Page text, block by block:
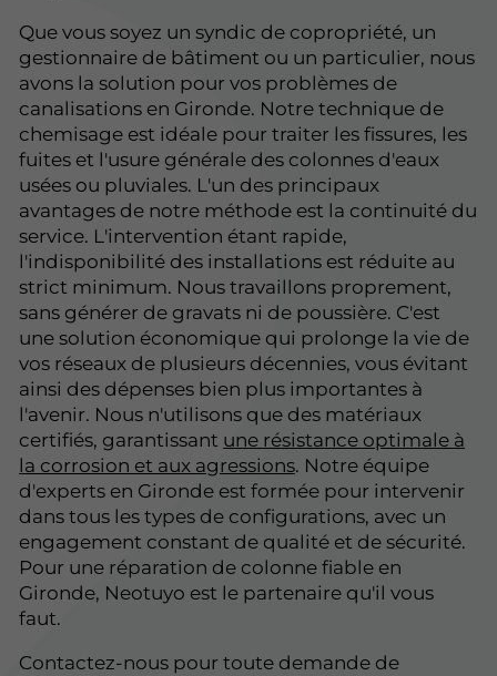
Que vous soyez un syndic de copropriété, un
gestionnaire de bâtiment ou un particulier, nous
avons la solution pour vos problèmes de
canalisations en Gironde. Notre technique de
chemisage est idéale pour traiter les fissures, les
fuites et l'usure générale des colonnes d'eaux
usées ou pluviales. L'un des principaux
avantages de notre méthode est la continuité du
service. L'intervention étant rapide,
l'indisponibilité des installations est réduite au
strict minimum. Nous travaillons proprement,
sans générer de gravats ni de poussière. C'est
une solution économique qui prolonge la vie de
vos réseaux de plusieurs décennies, vous évitant
ainsi des dépenses bien plus importantes à
l'avenir. Nous n'utilisons que des matériaux
certifiés, garantissant une résistance optimale à
la corrosion et aux agressions. Notre équipe
d'experts en Gironde est formée pour intervenir
dans tous les types de configurations, avec un
engagement constant de qualité et de sécurité.
Pour une réparation de colonne fiable en
Gironde, Neotuyo est le partenaire qu'il vous
faut.
Contactez-nous pour toute demande de